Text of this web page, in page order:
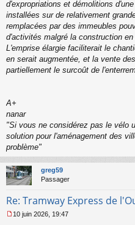
d'expropriations et démolitions
installées sur de relativement
remplacées par des immeubles
d'activités malgré la construction en
L'emprise élargie faciliterait le
en serait augmentée, et la vente
partiellement le surcoût de
A+
nanar
"Si vous ne considérez pas le vélo
solution pour l'aménagement des
problème"
greg59
Passager
Re: Tramway Express de
10 juin 2026, 19:47